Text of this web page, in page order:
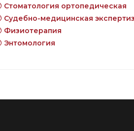
Стоматология ортопедическая
Судебно-медицинская
Физиотерапия
Энтомология